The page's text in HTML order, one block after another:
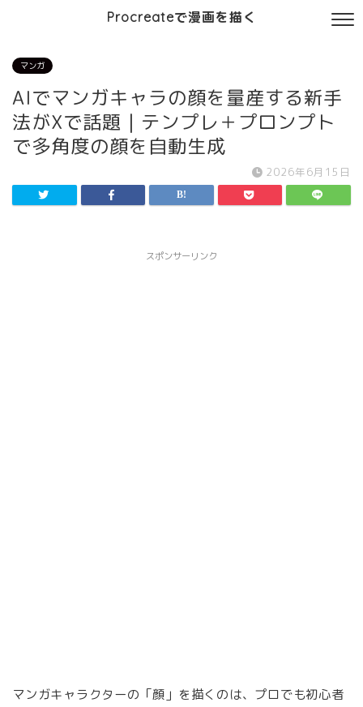
Procreateで漫画を描く
マンガ
AIでマンガキャラの顔を量産する新手
法がXで話題｜テンプレ＋プロンプト
で多角度の顔を自動生成
2026年6月15日
スポンサーリンク
マンガキャラクターの「顔」を描くのは、プロでも初心者